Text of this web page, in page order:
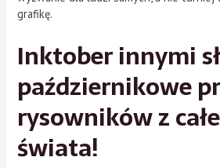
grafikę.
Inktober innymi
październikowe
rysowników z
świata!